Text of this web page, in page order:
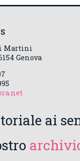
Martini
Genova
ai